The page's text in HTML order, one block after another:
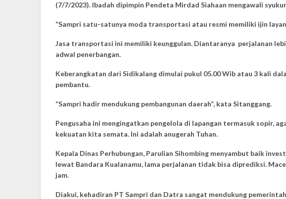
(7/7/2023). Ibadah dipimpin Pendeta Mirdad Siahaan mengawali
“Sampri satu-satunya moda transportasi atau resmi memiliki ijin
Jasa transportasi ini memiliki keunggulan. Diantaranya perjalanan
adwal penerbangan.
Keberangkatan dari Sidikalang dimulai pukul 05.00 Wib atau 3 kali
pembantu.
“Sampri hadir mendukung pembangunan daerah”, kata Sitanggang.
Pengusaha ini mengingatkan pengelola di lapangan termasuk sopir,
kekuatan kita semata. Ini adalah anugerah Tuhan.
Kepala Dinas Perhubungan, Parulian Sihombing menyambut baik
lewat Bandara Kualanamu, lama perjalanan tidak bisa diprediksi.
jam.
Diakui, kehadiran PT Sampri dan Datra sangat mendukung